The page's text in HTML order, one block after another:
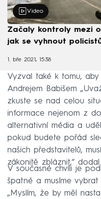
Video
Začaly kontroly mezi
jak se vyhnout
1. bře 2021, 15:38
Vyzval také k tomu,
Andrejem Babišem
zkuste se nad celou
informace nejenom z
alternativní média a
pokud budete pořád
našich představitelů,
zákonitě zbláznit,“ dodal.
V současné chvíli je
špatné a musíme
„Myslím, že by měl